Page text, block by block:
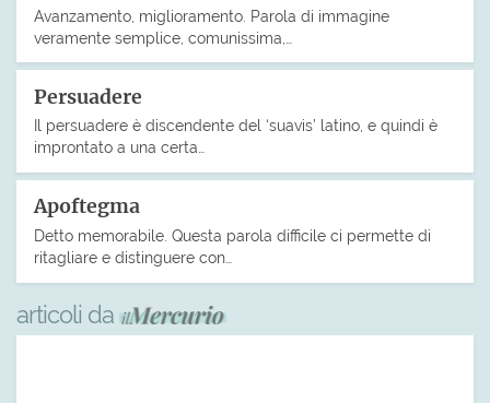
Avanzamento, miglioramento. Parola di immagine
veramente semplice, comunissima,…
Persuadere
Il persuadere è discendente del ‘suavis’ latino, e quindi è
improntato a una certa…
Apoftegma
Detto memorabile. Questa parola difficile ci permette di
ritagliare e distinguere con…
articoli da